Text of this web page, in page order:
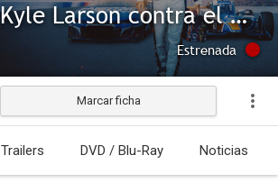
Kyle Larson contra el Doble
Estrenada
Marcar ficha
Trailers DVD / Blu-Ray Noticias